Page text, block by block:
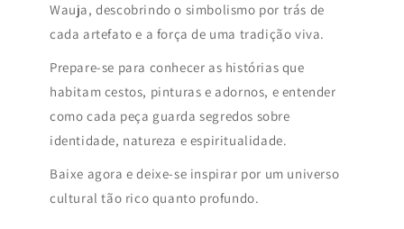
Wauja, descobrindo o simbolismo por trás de
cada artefato e a força de uma tradição viva.
Prepare-se para conhecer as histórias que
habitam cestos, pinturas e adornos, e entender
como cada peça guarda segredos sobre
identidade, natureza e espiritualidade.
Baixe agora e deixe-se inspirar por um universo
cultural tão rico quanto profundo.